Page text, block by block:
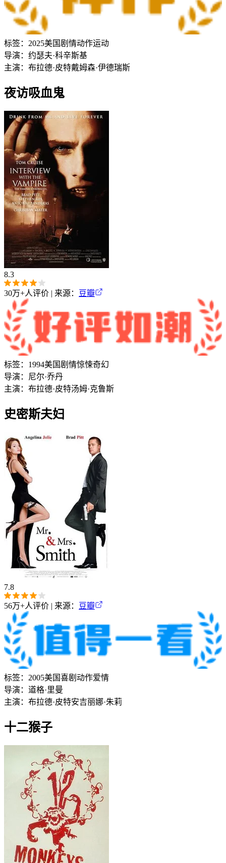
标签： 2025美国 剧情动作运动
导演： 约瑟夫·科辛斯基
主演： 布拉德·皮特戴姆森·伊德瑞斯
夜访吸血鬼
8.3
30万+人评价 | 来源： 豆瓣
标签： 1994美国 剧情惊悚奇幻
导演：
尼尔·乔丹
主演： 布拉德·皮特汤姆·克鲁斯
史密斯夫妇
7.8
56万+人评价 | 来源： 豆瓣
标签： 2005美国喜剧 动作爱情
导演： 道格·里曼
主演： 布拉德·皮特安吉丽娜·朱莉
十二猴子